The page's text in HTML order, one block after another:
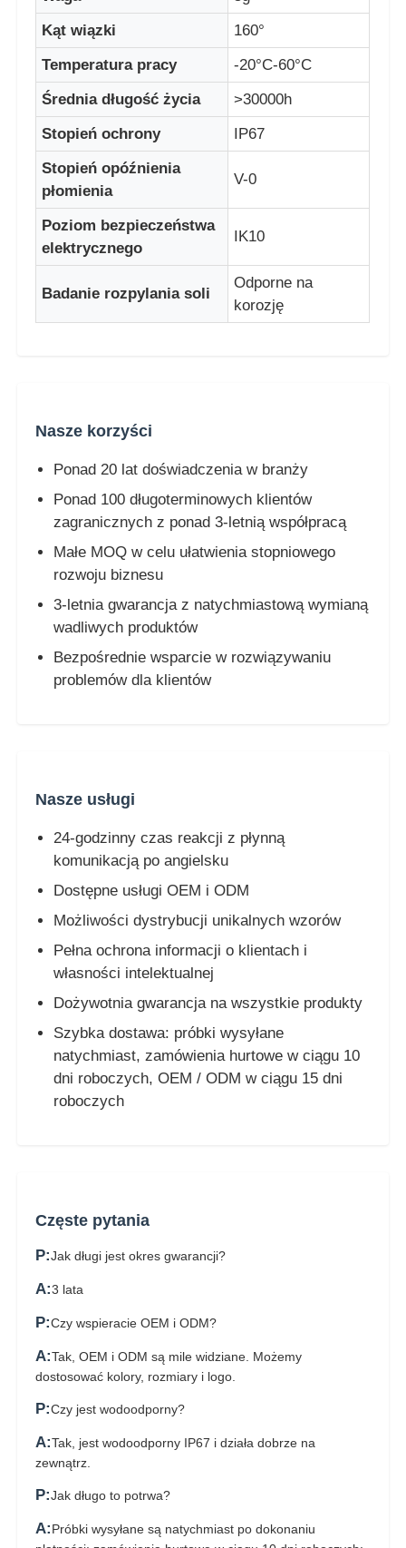
Wyświetlacz siatki LED
Przezroczysty ekran filmu LED
Przezroczysty wyświetlacz LED
Latający dron z ekranem LED
Kąt wiązki
160°
Temperatura pracy
-20°C-60°C
Średnia długość życia
>30000h
Stopień ochrony
IP67
Stopień opóźnienia
płomienia
V-0
Poziom bezpieczeństwa
elektrycznego
IK10
Badanie rozpylania soli
Odporne na
korozję
Nasze korzyści
Ponad 20 lat doświadczenia w branży
Ponad 100 długoterminowych klientów
zagranicznych z ponad 3-letnią współpracą
Małe MOQ w celu ułatwienia stopniowego
rozwoju biznesu
3-letnia gwarancja z natychmiastową wymianą
wadliwych produktów
Bezpośrednie wsparcie w rozwiązywaniu
problemów dla klientów
Nasze usługi
24-godzinny czas reakcji z płynną
komunikacją po angielsku
Dostępne usługi OEM i ODM
Możliwości dystrybucji unikalnych wzorów
Pełna ochrona informacji o klientach i
własności intelektualnej
Dożywotnia gwarancja na wszystkie produkty
Szybka dostawa: próbki wysyłane
natychmiast, zamówienia hurtowe w ciągu 10
dni roboczych, OEM / ODM w ciągu 15 dni
roboczych
Częste pytania
P:Jak długi jest okres gwarancji?
A:3 lata
P:Czy wspieracie OEM i ODM?
A:Tak, OEM i ODM są mile widziane. Możemy
dostosować kolory, rozmiary i logo.
P:Czy jest wodoodporny?
A:Tak, jest wodoodporny IP67 i działa dobrze na
zewnątrz.
P:Jak długo to potrwa?
A:Próbki wysyłane są natychmiast po dokonaniu